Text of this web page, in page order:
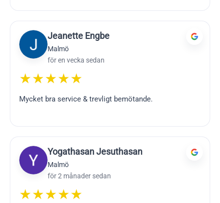
Jeanette Engbe
Malmö
för en vecka sedan
★★★★★
Mycket bra service & trevligt bemötande.
Yogathasan Jesuthasan
Malmö
för 2 månader sedan
★★★★★